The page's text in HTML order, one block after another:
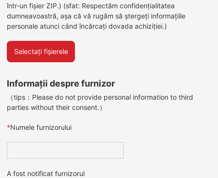
într-un fișier ZIP.) (sfat: Respectăm confidențialitatea
dumneavoastră, așa că vă rugăm să ștergeți informațiile
personale atunci când încărcați dovada achiziției.)
Selectați fișierele
Informații despre furnizor
（tips：Please do not provide personal information to third
parties without their consent.）
*Numele furnizorului
A fost notificat furnizorul